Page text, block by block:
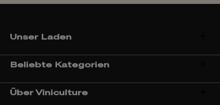
Unser Laden
Beliebte Kategorien
Über Viniculture